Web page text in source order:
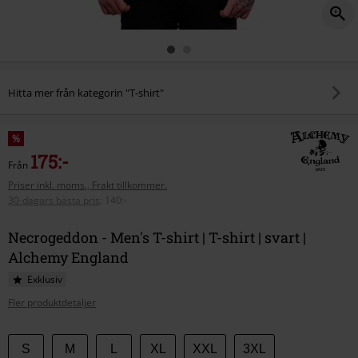
Hitta mer från kategorin "T-shirt"
%
Från 175:-
Priser inkl. moms., Frakt tillkommer.
30-dagars bästa pris
140:-
Necrogeddon - Men's T-shirt | T-shirt | svart |
Alchemy England
Exklusiv
Fler produktdetaljer
Välj
S M XL XXL 3XL